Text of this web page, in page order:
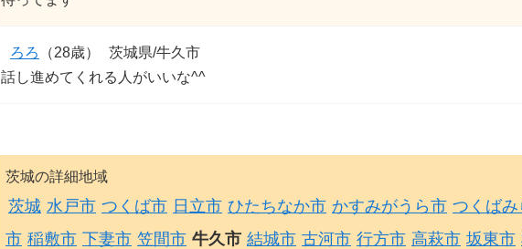
ろろ （28歳）
茨城県/牛久市
話し進めてくれる人がいいな^^
茨城の詳細地域
茨城 水戸市 つくば市 日立市 ひたちなか市 かすみがうら市 つくばみ
市 稲敷市 下妻市 笠間市 牛久市 結城市 古河市 行方市 高萩市 坂東市